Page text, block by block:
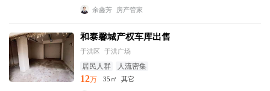
余鑫芳 房产管家
和泰馨城产权车库出售
于洪区 于洪广场
居民人群 人流密集
12万 35㎡ 其它